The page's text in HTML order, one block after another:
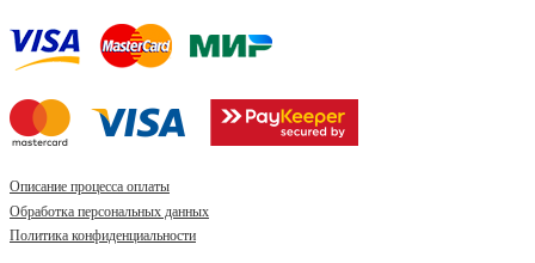
Описание процесса оплаты
Обработка персональных данных
Политика конфиденциальности